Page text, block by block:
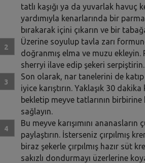
tatlı kaşığı ya da yuvarlak havuç
yardımıyla kenarlarında bir
bırakarak içini çıkarın ve bir
Üzerine soyulup tavla zarı
doğranmış elma ve muzu ekleyin.
sherryi ilave edip şekeri serpiştirin.
Son olarak, nar tanelerini de
iyice karıştırın. Yaklaşık 30
bekletip meyve tatlarının birbirine
sağlayın.
Bu meyve karışımını ananasların
paylaştırın. İsterseniz çırpılmış
biraz şekerle çırpılmış hazır süt
sakızlı dondurmayı üzerlerine